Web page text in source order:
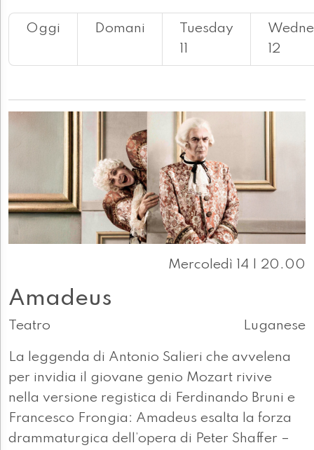
Oggi Domani
Tuesday
11
12
Mercoledì 14 | 20.00
Amadeus
Teatro Luganese
La leggenda di Antonio Salieri che avvelena
per invidia il giovane genio Mozart rivive
nella versione registica di Ferdinando Bruni e
Francesco Frongia: Amadeus esalta la forza
drammaturgica dell’opera di Peter Shaffer –